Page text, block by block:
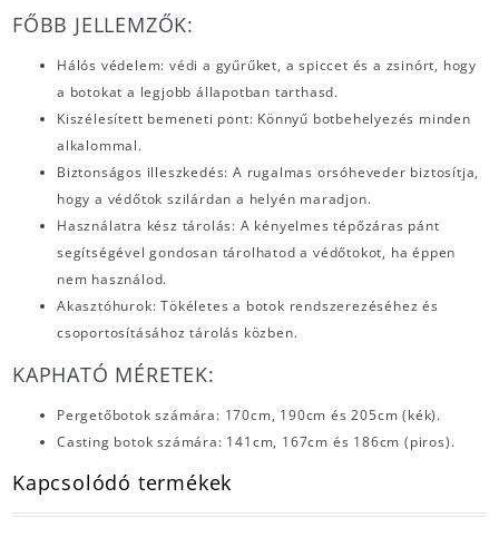
FŐBB JELLEMZŐK:
Hálós védelem: védi a gyűrűket, a spiccet és a zsinórt, hogy
a botokat a legjobb állapotban tarthasd.
Kiszélesített bemeneti pont: Könnyű botbehelyezés minden
alkalommal.
Biztonságos illeszkedés: A rugalmas orsóheveder biztosítja,
hogy a védőtok szilárdan a helyén maradjon.
Használatra kész tárolás: A kényelmes tépőzáras pánt
segítségével gondosan tárolhatod a védőtokot, ha éppen
nem használod.
Akasztóhurok: Tökéletes a botok rendszerezéséhez és
csoportosításához tárolás közben.
KAPHATÓ MÉRETEK:
Pergetőbotok számára: 170cm, 190cm és 205cm (kék).
Casting botok számára: 141cm, 167cm és 186cm (piros).
Kapcsolódó termékek